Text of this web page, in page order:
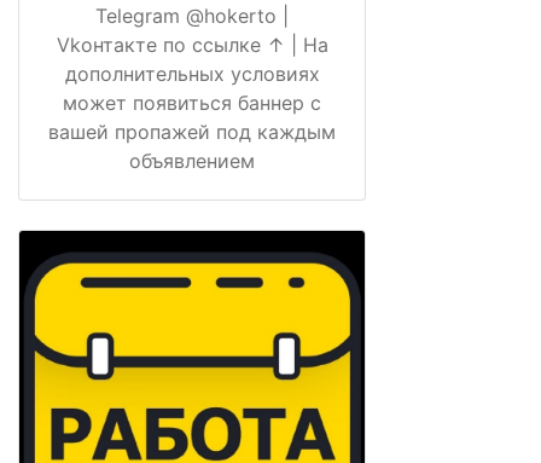
Telegram @hokerto |
Vkонтакте по ссылке ↑ | На
дополнительных условиях
может появиться баннер с
вашей пропажей под каждым
объявлением